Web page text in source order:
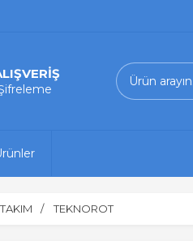
TEKNOROT